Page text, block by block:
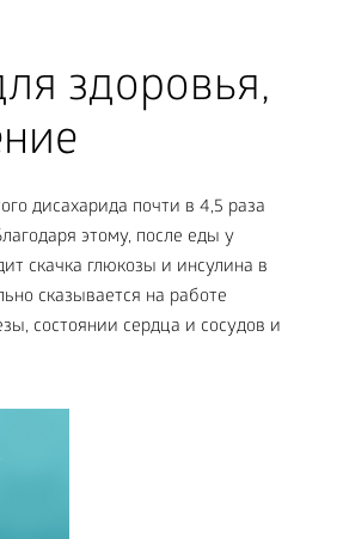
здоровья,
дисахарида почти в 4,5 раза
этому, после еды у
скачка глюкозы и инсулина в
сказывается на работе
состоянии сердца и сосудов и